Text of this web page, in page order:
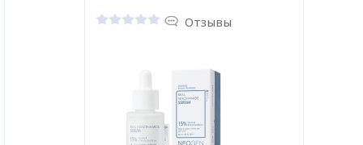
Отзывы